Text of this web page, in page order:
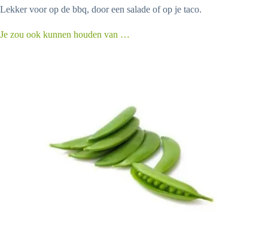
Lekker voor op de bbq, door een salade of op je taco.
Je zou ook kunnen houden van …